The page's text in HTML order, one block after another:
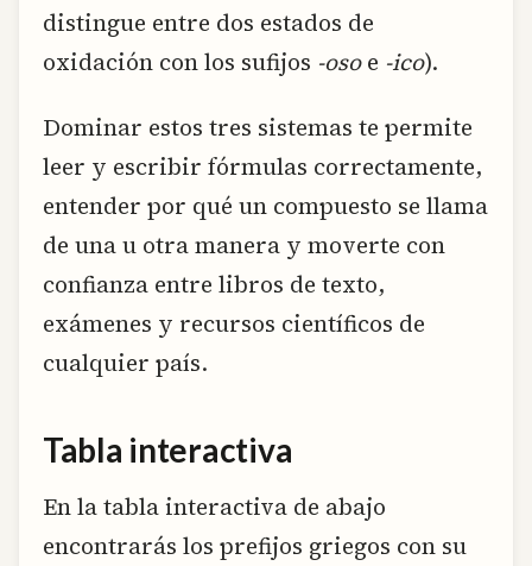
distingue entre dos estados de
oxidación con los sufijos -osoe -ico).
Dominar estos tres sistemas te permite
leer y escribir fórmulas correctamente,
entender por qué un compuesto se llama
de una u otra manera y moverte con
confianza entre libros de texto,
exámenes y recursos científicos de
cualquier país.
Tabla interactiva
En la tabla interactiva de abajo
encontrarás los prefijos griegos con su